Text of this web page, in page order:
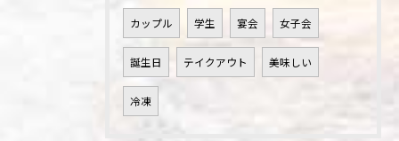
カップル 学生 宴会 女子会
誕生日 テイクアウト 美味しい
冷凍